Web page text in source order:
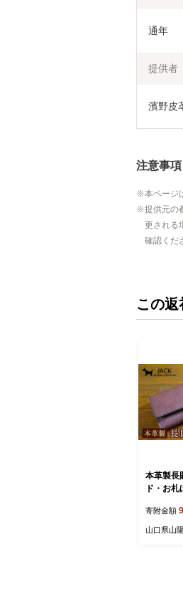
通年
提供者
濱野皮
注意事
本ページ
提供元の
更される
確認くだ
この
本革製長
ド・お
ット 本革
り物 ギフ
寄附金額
山口県山